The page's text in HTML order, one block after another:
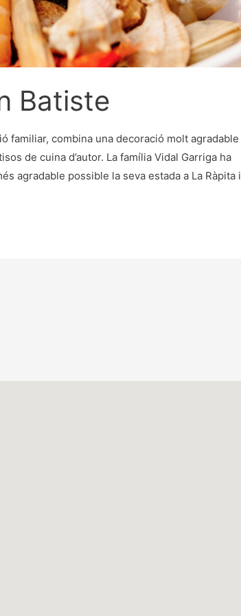
Batiste
familiar, combina una decoració molt agradable
de cuina d’autor. La família Vidal Garriga ha
agradable possible la seva estada a La Ràpita i